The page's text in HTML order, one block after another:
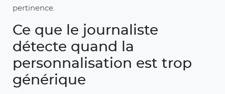
pertinence.
Ce que le journaliste
détecte quand la
personnalisation est trop
générique